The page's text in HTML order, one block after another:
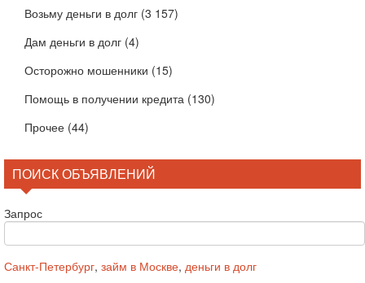
Возьму деньги в долг (3 157)
Дам деньги в долг (4)
Осторожно мошенники (15)
Помощь в получении кредита (130)
Прочее (44)
ПОИСК ОБЪЯВЛЕНИЙ
Запрос
Санкт-Петербург, займ в Москве, деньги в долг